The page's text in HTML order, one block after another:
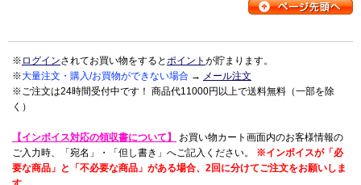
※ ログインされてお買い物をするとポイント が貯まります。
※大量注文・購入/お買物ができない場合 → メール注文
※ご注文は24時間受付中です！ 商品代11000円以上で送料無料（一部を除
く）
【インボイス対応の領収書について】
お買い物カート画面内のお客様情報の
ご入力時、「宛名」・「但し書き」へご記入ください。 ※インボイスが「必
要な商品」と「不必要な商品」がある場合、2回に分けてご注文をお願いしま